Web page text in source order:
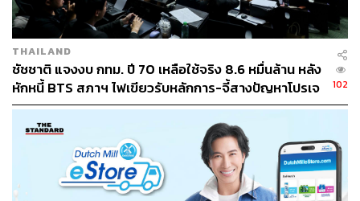
THAILAND
ชัชชาติ แจงงบ กทม. ปี 70 เหลือใช้จริง 8.6 หมื่นล้าน หลัง
หักหนี้ BTS สภาฯ ไฟเขียวรับหลักการ-จี้สางปัญหาโปรเจ
กต์ล่าช้า
102